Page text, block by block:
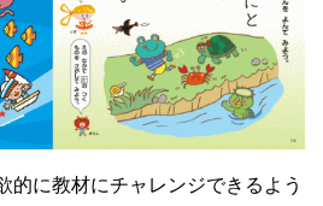
的に教材にチャレンジできるよう